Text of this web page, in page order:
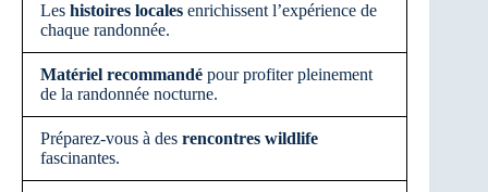
Les histoires locales enrichissent l’expérience de
chaque randonnée.
Matériel recommandé pour profiter pleinement
de la randonnée nocturne.
Préparez-vous à des rencontres wildlife
fascinantes.